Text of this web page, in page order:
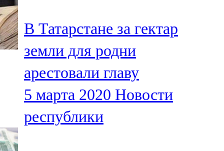
103,0 FM
Чүпрәле
91,0 FM
Шәмәрдән
102,3 FM
В Татарстане за гектар
земли для родни
арестовали главу
5 марта 2020 Новости
республики